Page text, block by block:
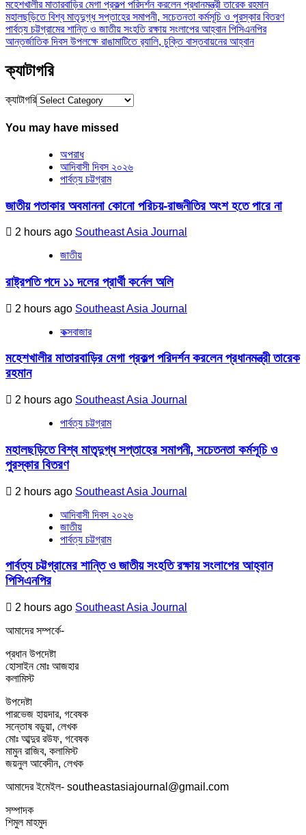
মহেশখালীর মাতারবাড়ির মেগা প্রকল্প পরিদর্শন করলেন প্রধানমন্ত্রী তারেক রহমান
মহালছড়িতে বিশ্ব মাতৃদুগ্ধ সপ্তাহের সমাপনী, সচেতনতা কর্মসূচি ও পুরস্কার বিতরণ
পার্বত্য চট্টগ্রামের শান্তি ও জাতীয় সংহতি রক্ষায় সংলাপের আহ্বান পিসিএনপির
আন্তর্জাতিক দিবস উপলক্ষে রাঙামাটিতে র‌্যালি, চুক্তি বাস্তবায়নের আহ্বান
ক্যাটাগরি
ক্যাটাগরি
You may have missed
অপরাধ
আদিবাসী দিবস ২০২৬
পার্বত্য চট্টগ্রাম
জাতীয় পতাকার অবমাননা কোনো পরিচয়-রাজনীতির অংশ হতে পারে না
2 hours ago Southeast Asia Journal
জাতীয়
রাষ্ট্রপতি পদে ১১ দলের প্রার্থী কর্নেল অলি
2 hours ago Southeast Asia Journal
কক্সবাজার
মহেশখালীর মাতারবাড়ির মেগা প্রকল্প পরিদর্শন করলেন প্রধানমন্ত্রী তারেক
রহমান
2 hours ago Southeast Asia Journal
পার্বত্য চট্টগ্রাম
মহালছড়িতে বিশ্ব মাতৃদুগ্ধ সপ্তাহের সমাপনী, সচেতনতা কর্মসূচি ও
পুরস্কার বিতরণ
2 hours ago Southeast Asia Journal
আদিবাসী দিবস ২০২৬
জাতীয়
পার্বত্য চট্টগ্রাম
পার্বত্য চট্টগ্রামের শান্তি ও জাতীয় সংহতি রক্ষায় সংলাপের আহ্বান
পিসিএনপির
2 hours ago Southeast Asia Journal
আমাদের সম্পর্কে-
প্রধান উপদেষ্টা
হোসাইন মোঃ আজহার
কলামিস্ট
উপদেষ্টা
পারভেজ হায়দার, গবেষক
সন্তোষ বড়ুয়া, লেখক
মোঃ আব্দুর রউফ, গবেষক
মামুন রাজিব, কলামিস্ট
জয়নুল আবেদীন, লেখক
আমাদের ইমেইল- southeastasiajournal@gmail.com
সম্পাদক
শিমুল মাহমুদ